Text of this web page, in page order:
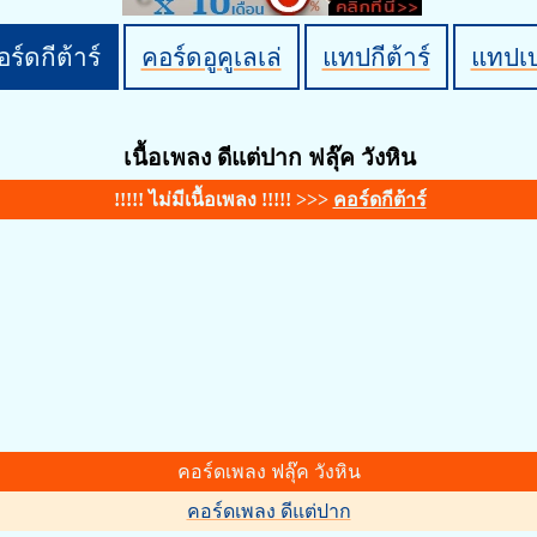
ร์ดกีต้าร์ คอร์ดอูคูเลเล่ แทปกีต้าร์ แทปเ
เนื้อเพลง ดีแต่ปาก ฟลุ๊ค วังหิน
!!!!! ไม่มีเนื้อเพลง !!!!! >>> คอร์ดกีต้าร์
คอร์ดเพลง ฟลุ๊ค วังหิน
คอร์ดเพลง ดีแต่ปาก